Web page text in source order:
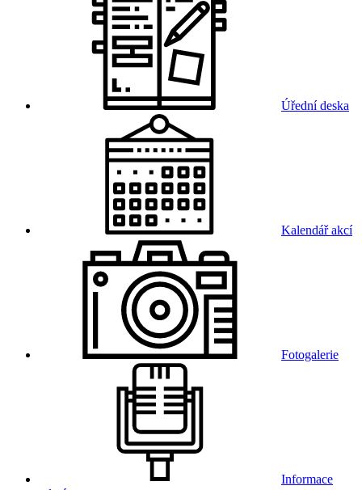
Úřední deska
Kalendář akcí
Fotogalerie
Informace